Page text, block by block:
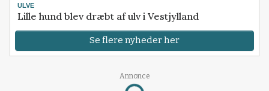
ULVE
Lille hund blev dræbt af ulv i Vestjylland
Se flere nyheder her
Annonce